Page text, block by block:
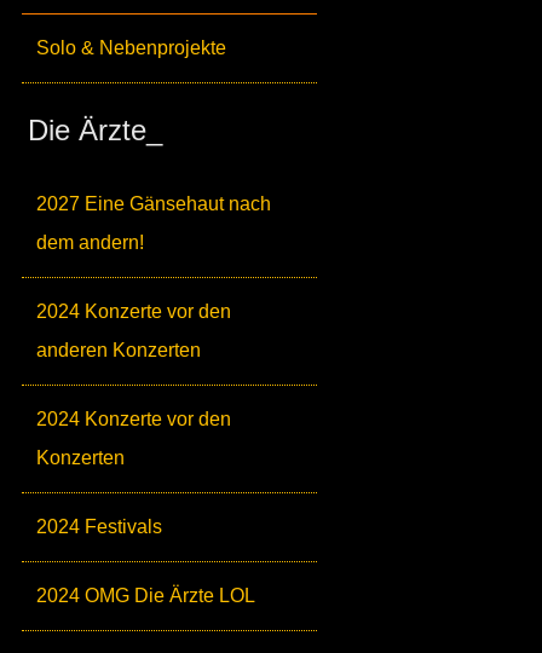
Solo & Nebenprojekte
Die Ärzte_
2027 Eine Gänsehaut nach
dem andern!
2024 Konzerte vor den
anderen Konzerten
2024 Konzerte vor den
Konzerten
2024 Festivals
2024 OMG Die Ärzte LOL